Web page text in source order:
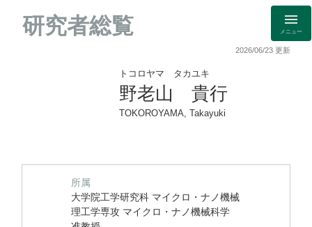
研究者総覧 メニュー
2026/06/23 更新
トコロヤマ タカユキ
野老山 貴行
TOKOROYAMA, Takayuki
所属
大学院工学研究科 マイクロ・ナノ機械
理工学専攻 マイクロ・ナノ機械科学